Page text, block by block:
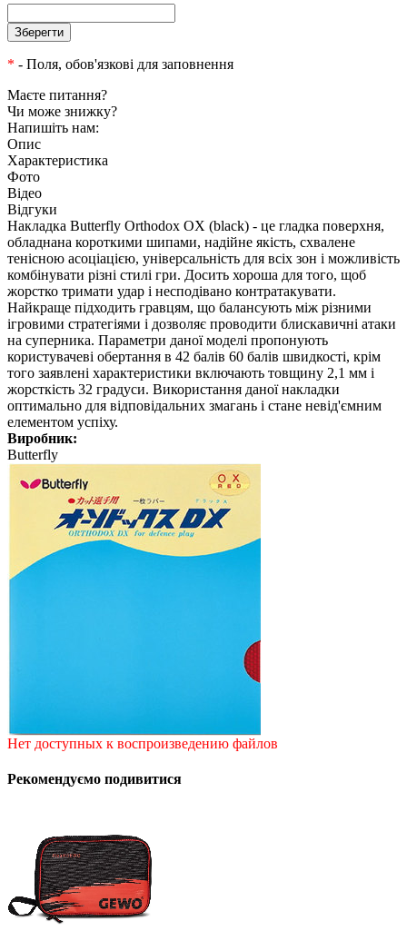
* - Поля, обов'язкові для заповнення
Маєте питання?
Чи може знижку?
Напишіть нам:
Опис
Характеристика
Фото
Відео
Відгуки
Накладка Butterfly Orthodox OX (black) - це гладка поверхня,
обладнана короткими шипами, надійне якість, схвалене
тенісною асоціацією, універсальність для всіх зон і можливість
комбінувати різні стилі гри. Досить хороша для того, щоб
жорстко тримати удар і несподівано контратакувати.
Найкраще підходить гравцям, що балансують між різними
ігровими стратегіями і дозволяє проводити блискавичні атаки
на суперника. Параметри даної моделі пропонують
користувачеві обертання в 42 балів 60 балів швидкості, крім
того заявлені характеристики включають товщину 2,1 мм і
жорсткість 32 градуси. Використання даної накладки
оптимально для відповідальних змагань і стане невід'ємним
елементом успіху.
Виробник:
Butterfly
Нет доступных к воспроизведению файлов
Рекомендуємо подивитися